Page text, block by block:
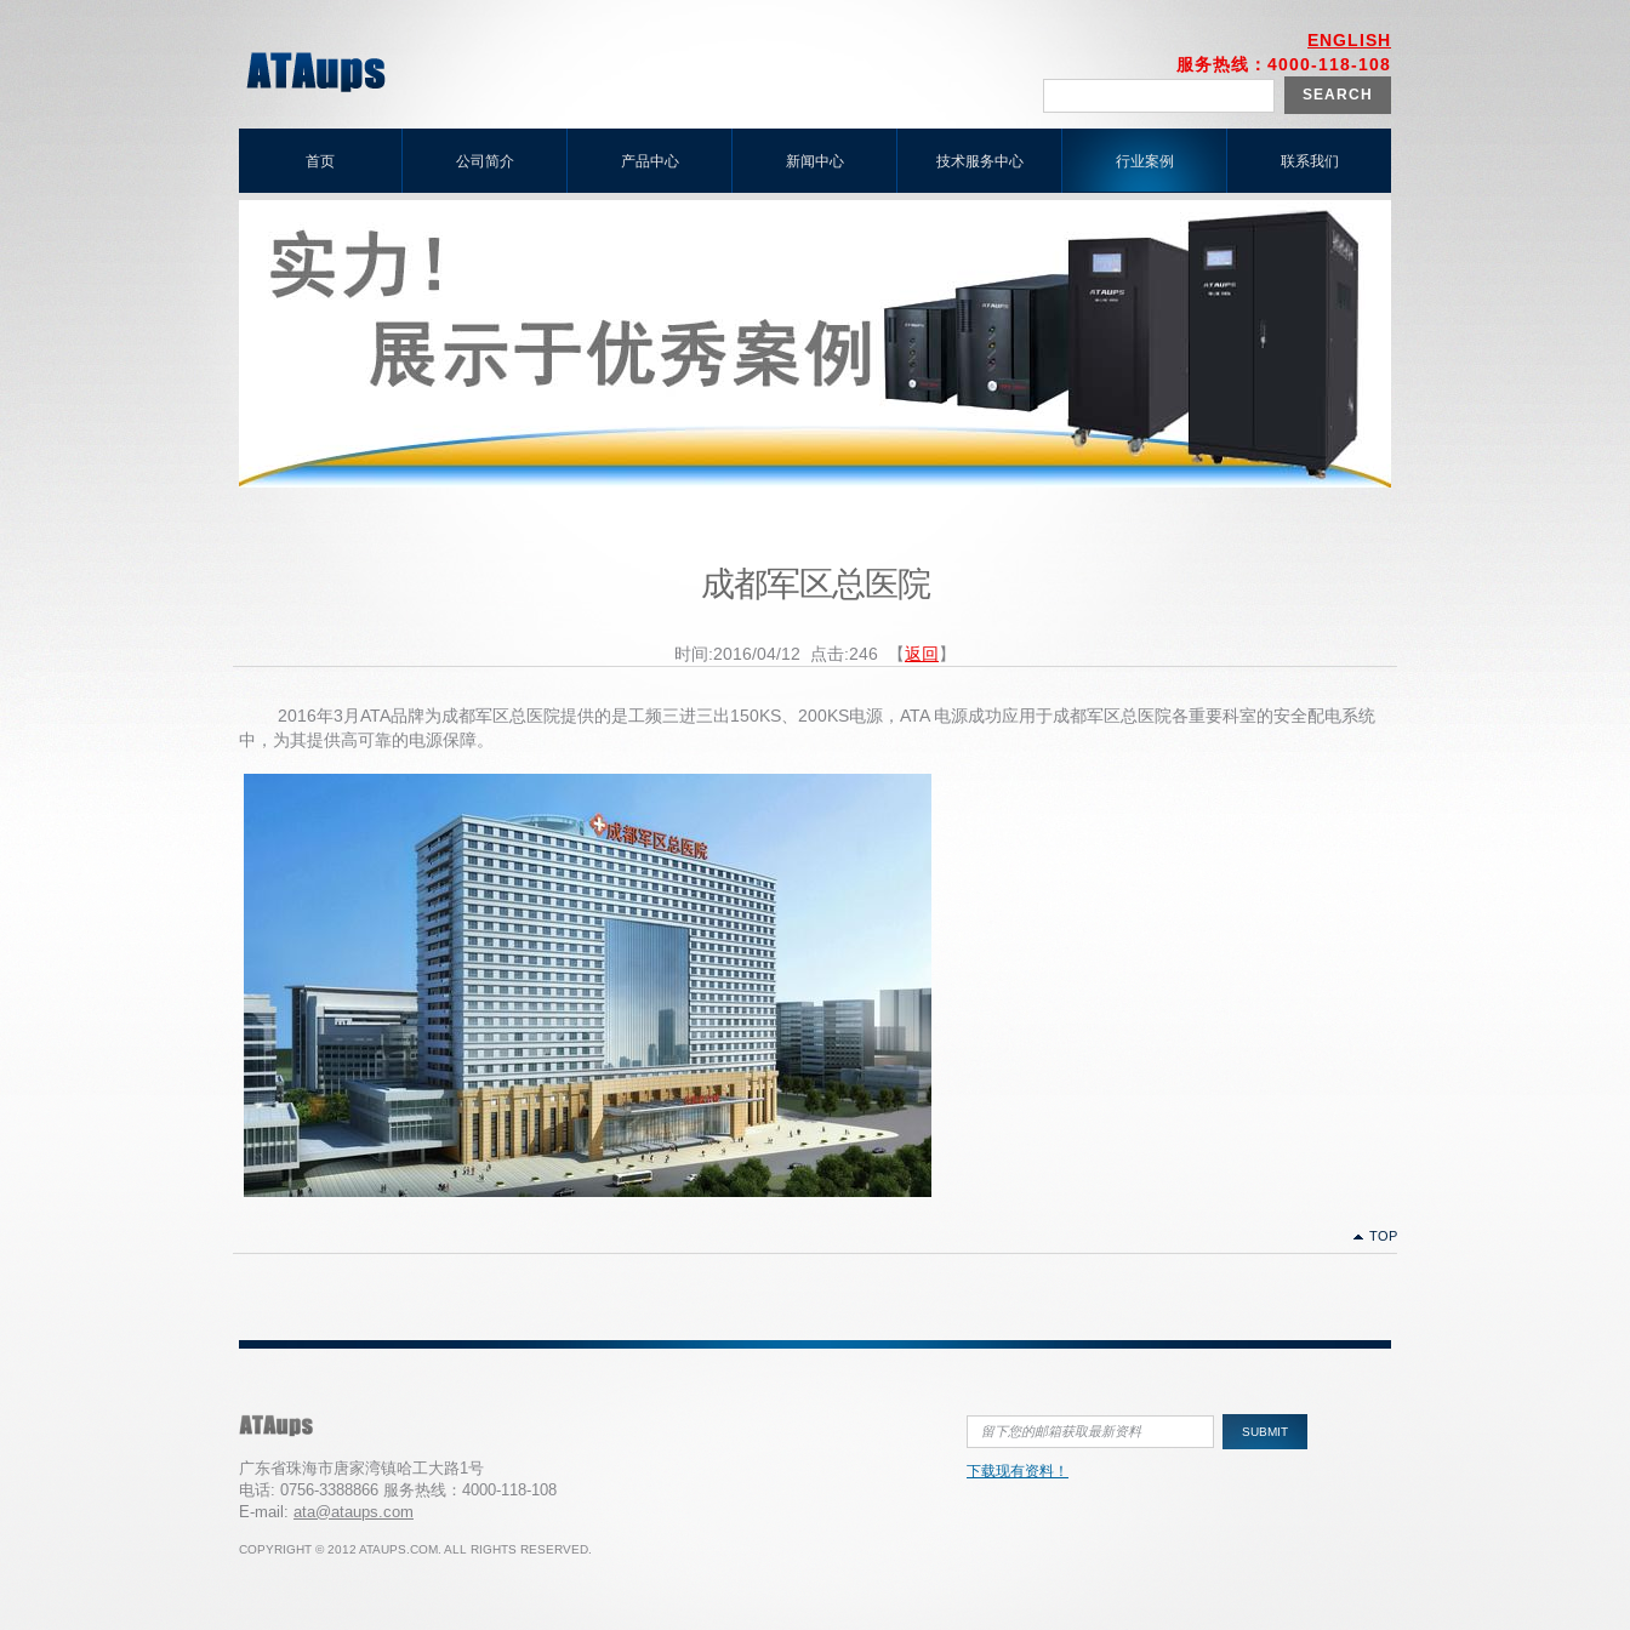
ENGLISH
服务热线：4000-118-108
SEARCH
首页 公司简介 产品中心 新闻中心 技术服务中心 行业案例 联系我们
成都军区总医院
时间:2016/04/12 点击:246 【返回 】
2016年3月ATA品牌为成都军区总医院提供的是工频三进三出150KS、200KS电源，ATA 电源成功应用于成都军区总医院各重要科室的安全配电系统
中，为其提供高可靠的电源保障。
TOP
广东省珠海市唐家湾镇哈工大路1号
电话: 0756-3388866 服务热线：4000-118-108
E-mail: ata@ataups.com
COPYRIGHT © 2012 ATAUPS.COM. ALL RIGHTS RESERVED.
SUBMIT
下载现有资料！